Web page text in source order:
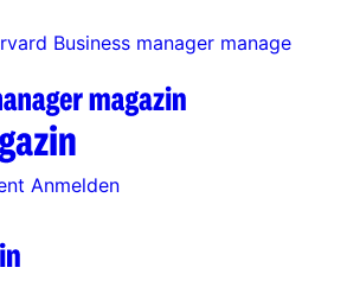
Business manager manage
Anmelden